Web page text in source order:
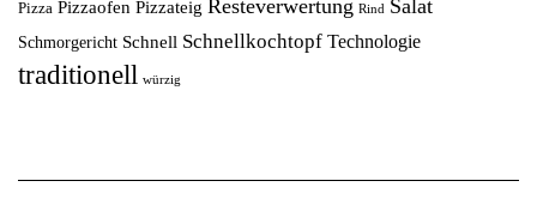
Pizza Pizzaofen Pizzateig Resteverwertung Rind Salat
Schmorgericht Schnell Schnellkochtopf Technologie
traditionell würzig